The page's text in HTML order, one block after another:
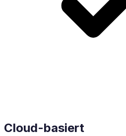
Cloud-basiert